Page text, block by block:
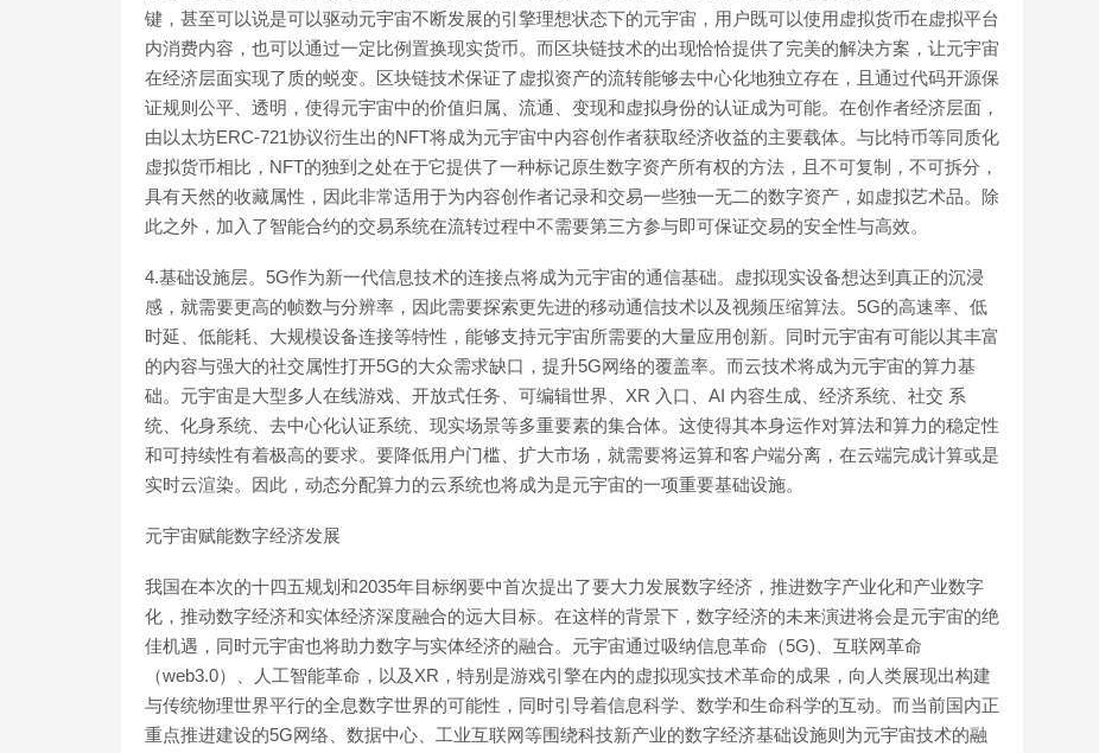
键，甚至可以说是可以驱动元宇宙不断发展的引擎理想状态下的元宇宙，用户既可以使用虚拟货币在虚拟平台
内消费内容，也可以通过一定比例置换现实货币。而区块链技术的出现恰恰提供了完美的解决方案，让元宇宙
在经济层面实现了质的蜕变。区块链技术保证了虚拟资产的流转能够去中心化地独立存在，且通过代码开源保
证规则公平、透明，使得元宇宙中的价值归属、流通、变现和虚拟身份的认证成为可能。在创作者经济层面，
由以太坊ERC-721协议衍生出的NFT将成为元宇宙中内容创作者获取经济收益的主要载体。与比特币等同质化
虚拟货币相比，NFT的独到之处在于它提供了一种标记原生数字资产所有权的方法，且不可复制，不可拆分，
具有天然的收藏属性，因此非常适用于为内容创作者记录和交易一些独一无二的数字资产，如虚拟艺术品。除
此之外，加入了智能合约的交易系统在流转过程中不需要第三方参与即可保证交易的安全性与高效。
4.基础设施层。5G作为新一代信息技术的连接点将成为元宇宙的通信基础。虚拟现实设备想达到真正的沉浸
感，就需要更高的帧数与分辨率，因此需要探索更先进的移动通信技术以及视频压缩算法。5G的高速率、低
时延、低能耗、大规模设备连接等特性，能够支持元宇宙所需要的大量应用创新。同时元宇宙有可能以其丰富
的内容与强大的社交属性打开5G的大众需求缺口，提升5G网络的覆盖率。而云技术将成为元宇宙的算力基
础。元宇宙是大型多人在线游戏、开放式任务、可编辑世界、XR 入口、AI 内容生成、经济系统、社交 系
统、化身系统、去中心化认证系统、现实场景等多重要素的集合体。这使得其本身运作对算法和算力的稳定性
和可持续性有着极高的要求。要降低用户门槛、扩大市场，就需要将运算和客户端分离，在云端完成计算或是
实时云渲染。因此，动态分配算力的云系统也将成为是元宇宙的一项重要基础设施。
元宇宙赋能数字经济发展
我国在本次的十四五规划和2035年目标纲要中首次提出了要大力发展数字经济，推进数字产业化和产业数字
化，推动数字经济和实体经济深度融合的远大目标。在这样的背景下，数字经济的未来演进将会是元宇宙的绝
佳机遇，同时元宇宙也将助力数字与实体经济的融合。元宇宙通过吸纳信息革命（5G)、互联网革命
（web3.0）、人工智能革命，以及XR，特别是游戏引擎在内的虚拟现实技术革命的成果，向人类展现出构建
与传统物理世界平行的全息数字世界的可能性，同时引导着信息科学、数学和生命科学的互动。而当前国内正
重点推进建设的5G网络、数据中心、工业互联网等围绕科技新产业的数字经济基础设施则为元宇宙技术的融